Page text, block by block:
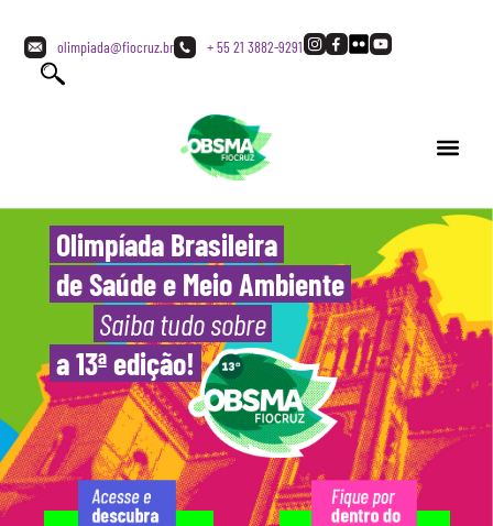
olimpiada@fiocruz.br + 55 21 3882-9291
Olimpíada Brasileira
de Saúde e Meio Ambiente
Saiba tudo sobre
a 13ª edição!